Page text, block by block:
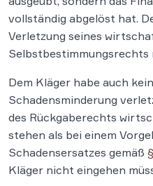
vollständig abgelöst hat.
Verletzung seines
Selbstbestimmungsrechts
Dem Kläger habe auch
Schadensminderung
des Rückgaberechts
stehen als bei einem
Schadensersatzes gemäß
Kläger nicht eingehen